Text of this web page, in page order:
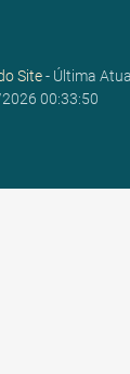
Site- Última
00:33:50